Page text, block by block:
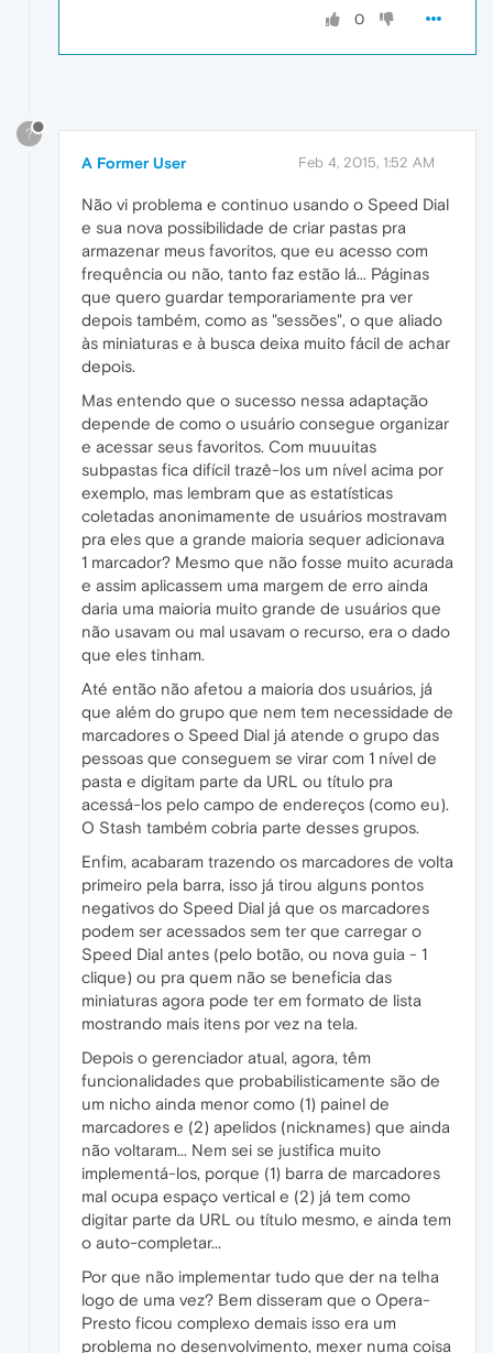
0
?
A Former User Feb 4, 2015, 1:52 AM
Não vi problema e continuo usando o Speed Dial
e sua nova possibilidade de criar pastas pra
armazenar meus favoritos, que eu acesso com
frequência ou não, tanto faz estão lá... Páginas
que quero guardar temporariamente pra ver
depois também, como as "sessões", o que aliado
às miniaturas e à busca deixa muito fácil de achar
depois.
Mas entendo que o sucesso nessa adaptação
depende de como o usuário consegue organizar
e acessar seus favoritos. Com muuuitas
subpastas fica difícil trazê-los um nível acima por
exemplo, mas lembram que as estatísticas
coletadas anonimamente de usuários mostravam
pra eles que a grande maioria sequer adicionava
1 marcador? Mesmo que não fosse muito acurada
e assim aplicassem uma margem de erro ainda
daria uma maioria muito grande de usuários que
não usavam ou mal usavam o recurso, era o dado
que eles tinham.
Até então não afetou a maioria dos usuários, já
que além do grupo que nem tem necessidade de
marcadores o Speed Dial já atende o grupo das
pessoas que conseguem se virar com 1 nível de
pasta e digitam parte da URL ou título pra
acessá-los pelo campo de endereços (como eu).
O Stash também cobria parte desses grupos.
Enfim, acabaram trazendo os marcadores de volta
primeiro pela barra, isso já tirou alguns pontos
negativos do Speed Dial já que os marcadores
podem ser acessados sem ter que carregar o
Speed Dial antes (pelo botão, ou nova guia - 1
clique) ou pra quem não se beneficia das
miniaturas agora pode ter em formato de lista
mostrando mais itens por vez na tela.
Depois o gerenciador atual, agora, têm
funcionalidades que probabilisticamente são de
um nicho ainda menor como (1) painel de
marcadores e (2) apelidos (nicknames) que ainda
não voltaram... Nem sei se justifica muito
implementá-los, porque (1) barra de marcadores
mal ocupa espaço vertical e (2) já tem como
digitar parte da URL ou título mesmo, e ainda tem
o auto-completar...
Por que não implementar tudo que der na telha
logo de uma vez? Bem disseram que o Opera-
Presto ficou complexo demais isso era um
problema no desenvolvimento, mexer numa coisa